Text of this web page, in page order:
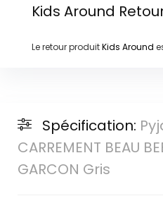
Kids Around
Le retour produitKids Around
Spécification:
CARREMENT BEAU
GARCON Gris